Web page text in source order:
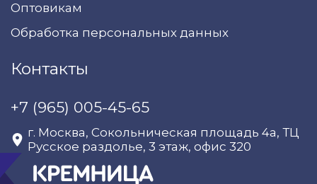
Оптовикам
Обработка персональных данных
Контакты
+7 (965) 005-45-65
г. Москва, Сокольническая площадь 4а, ТЦ
Русское раздолье, 3 этаж, офис 320